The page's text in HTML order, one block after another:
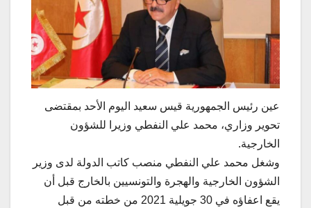
عين رئيس الجمهورية قيس سعيد اليوم الأحد بمقتضى
تحوير وزاري، محمد علي النفطي وزيرا للشؤون
الخارجية.
وشغل محمد علي النفطي منصب كاتب الدولة لدى وزير
الشؤون الخارجية والهجرة والتونسيين بالخارج قبل أن
يقع اعفاؤه في 30 جويلية 2021 من خطته من قبل